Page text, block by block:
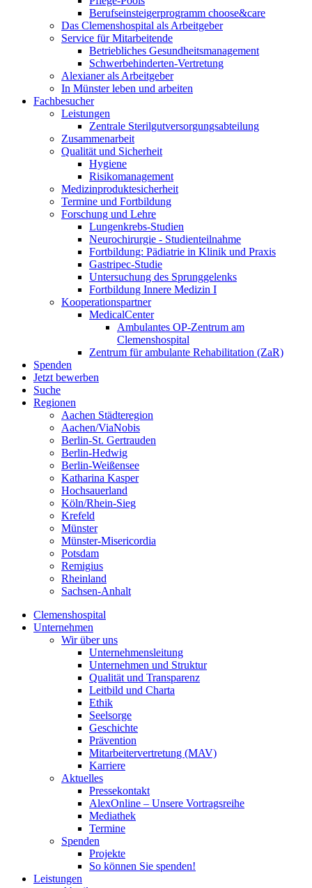
Berufseinsteigerprogramm choose&care
Das Clemenshospital als Arbeitgeber
Service für Mitarbeitende
Betriebliches Gesundheitsmanagement
Schwerbehinderten-Vertretung
Alexianer als Arbeitgeber
In Münster leben und arbeiten
Fachbesucher
Leistungen
Zentrale Sterilgutversorgungsabteilung
Zusammenarbeit
Qualität und Sicherheit
Hygiene
Risikomanagement
Medizinproduktesicherheit
Termine und Fortbildung
Forschung und Lehre
Lungenkrebs-Studien
Neurochirurgie - Studienteilnahme
Fortbildung: Pädiatrie in Klinik und Praxis
Gastripec-Studie
Untersuchung des Sprunggelenks
Fortbildung Innere Medizin I
Kooperationspartner
MedicalCenter
Ambulantes OP-Zentrum am
Clemenshospital
Zentrum für ambulante Rehabilitation (ZaR)
Spenden
Jetzt bewerben
Suche
Regionen
Aachen Städteregion
Aachen/ViaNobis
Berlin-St. Gertrauden
Berlin-Hedwig
Berlin-Weißensee
Katharina Kasper
Hochsauerland
Köln/Rhein-Sieg
Krefeld
Münster
Münster-Misericordia
Potsdam
Remigius
Rheinland
Sachsen-Anhalt
Clemenshospital
Unternehmen
Wir über uns
Unternehmensleitung
Unternehmen und Struktur
Qualität und Transparenz
Leitbild und Charta
Ethik
Seelsorge
Geschichte
Prävention
Mitarbeitervertretung (MAV)
Karriere
Aktuelles
Pressekontakt
AlexOnline – Unsere Vortragsreihe
Mediathek
Termine
Spenden
Projekte
So können Sie spenden!
Leistungen